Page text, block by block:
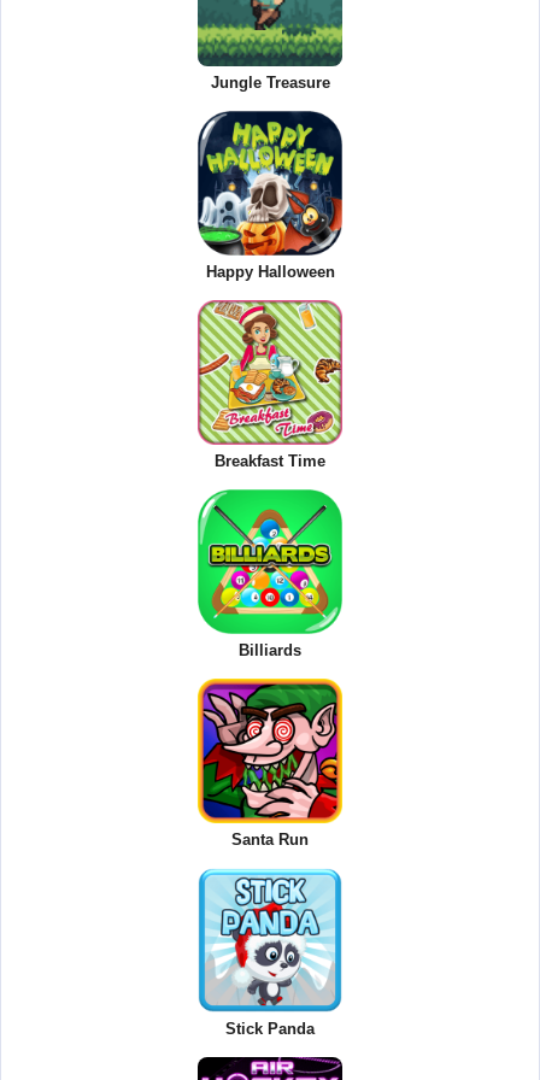
Jungle Treasure
Happy Halloween
Breakfast Time
Billiards
Santa Run
Stick Panda